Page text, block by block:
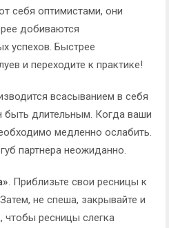
себя оптимистами, они
добиваются
успехов. Быстрее
и переходите к практике!
всасыванием в себя
быть длительным. Когда ваши
медленно ослабить.
партнера неожиданно.
. Приблизьте свои ресницы к
не спеша, закрывайте и
чтобы ресницы слегка